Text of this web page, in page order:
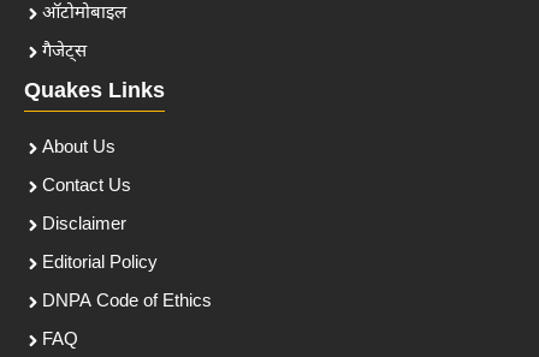
ऑटोमोबाइल
गैजेट्स
Quakes Links
About Us
Contact Us
Disclaimer
Editorial Policy
DNPA Code of Ethics
FAQ